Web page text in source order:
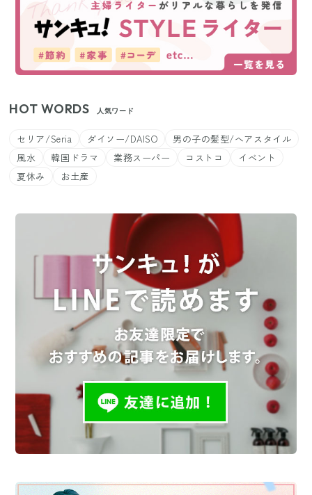
HOT WORDS 人気ワード
セリア/Seria ダイソー/DAISO
男の子の髪型/ヘアスタイル
風水
韓国ドラマ 業務スーパー コストコ
イベント
夏休み
お土産